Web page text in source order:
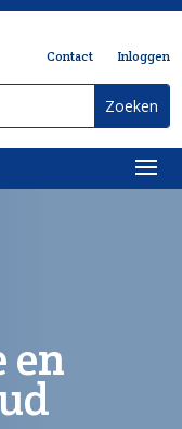
Contact Inloggen
en